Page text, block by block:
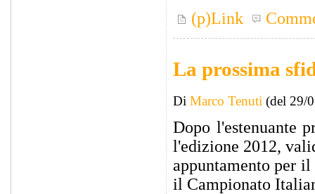
(p)Link
La prossima
Di Marco Tenuti (del 29/
Dopo l'estenuante
l'edizione 2012,
appuntamento per
il Campionato